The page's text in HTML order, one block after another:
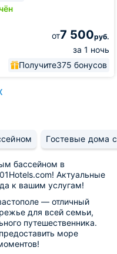
от7 500руб.
за 1 ночь
Получите375 бонусов
Гостевые дома
бассейном в
Актуальные
к вашим услугам!
— отличный
для всей семьи,
путешественника.
море